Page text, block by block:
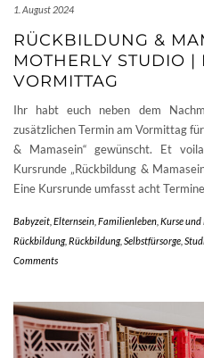
1. August 2024
RÜCKBILDUNG &
MOTHERLY STUDIO
VORMITTAG
Ihr habt euch neben dem
zusätzlichen Termin am Vormittag
& Mamasein“ gewünscht. Et
Kursrunde „Rückbildung &
Eine Kursrunde umfasst acht
Babyzeit Elternsein Familienleben Kurse
Rückbildung, Rückbildung, Selbstfürsorge
Comments